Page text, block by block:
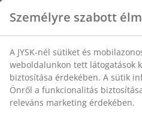
Személyre szabott
A JYSK-nél sütiket és
weboldalunkon tett látogatások
biztosítása érdekében. A sütik
Önről a funkcionalitás
releváns marketing érdekében.